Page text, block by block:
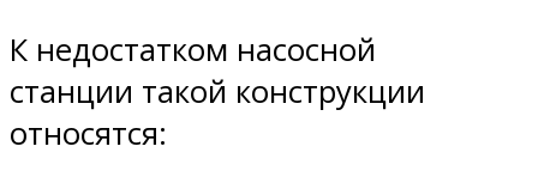
К недостатком насосной
станции такой конструкции
относятся: